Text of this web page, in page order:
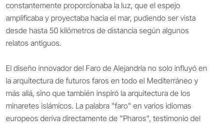
constantemente proporcionaba la luz, que el espejo
amplificaba y proyectaba hacia el mar, pudiendo ser vista
desde hasta 50 kilómetros de distancia según algunos
relatos antiguos.
El diseño innovador del Faro de Alejandría no solo influyó en
la arquitectura de futuros faros en todo el Mediterráneo y
más allá, sino que también inspiró la arquitectura de los
minaretes islámicos. La palabra "faro" en varios idiomas
europeos deriva directamente de "Pharos", testimonio del